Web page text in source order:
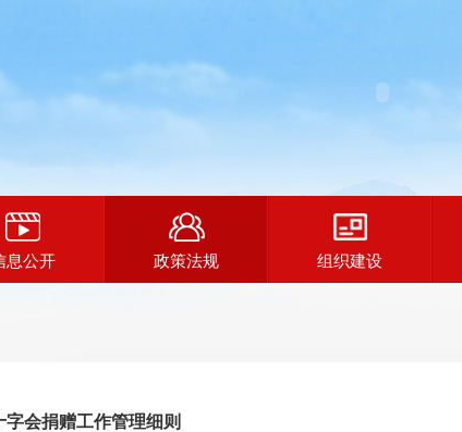
息公开 政策法规 组织建设
字会捐赠工作管理细则